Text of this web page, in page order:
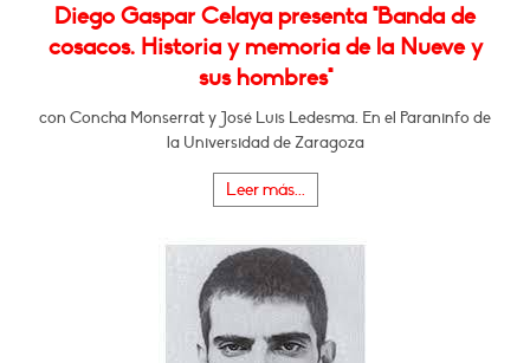
Diego Gaspar Celaya presenta "Banda de
cosacos. Historia y memoria de la Nueve y
sus hombres"
con Concha Monserrat y José Luis Ledesma. En el Paraninfo de
la Universidad de Zaragoza
Leer más...